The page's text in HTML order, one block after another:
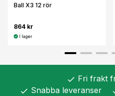
Ball X3 12 rör
864 kr
I lager
check Fri frakt
check Snabba leveranser